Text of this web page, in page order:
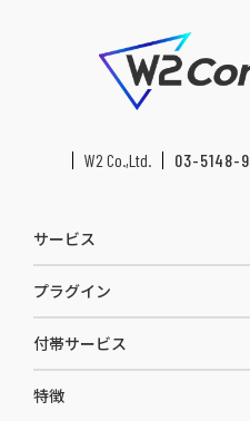
W2 Co.,Ltd. 03-5148-
サービス
W2 Commerce Repeat
W2 Commerce BtoB
プラグイン
AI buddy
付帯サービス
特徴